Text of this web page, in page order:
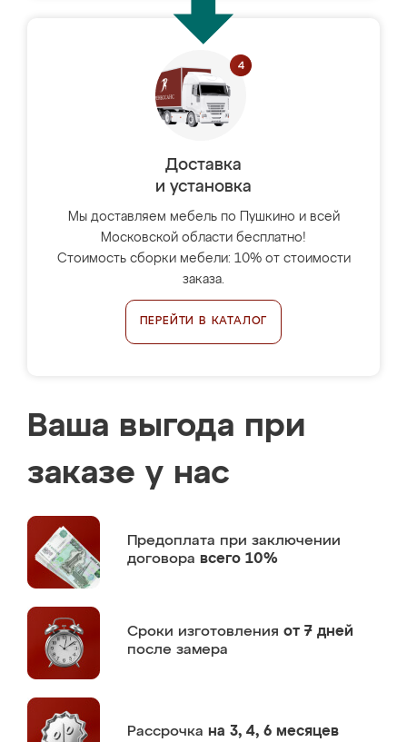
Доставка
и установка
Мы доставляем мебель по Пушкино и всей
Московской области бесплатно!
Стоимость сборки мебели: 10% от стоимости
заказа.
ПЕРЕЙТИ В КАТАЛОГ
Ваша выгода при
заказе у нас
Предоплата при заключении
договора всего 10%
Сроки изготовления от 7 дней
после замера
Рассрочка на 3, 4, 6 месяцев